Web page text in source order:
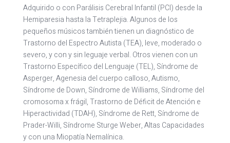
Adquirido o con Parálisis Cerebral Infantil (PCI) desde la
Hemiparesia hasta la Tetraplejia. Algunos de los
pequeños músicos también tienen un diagnóstico de
Trastorno del Espectro Autista (TEA), leve, moderado o
severo, y con y sin leguaje verbal. Otros vienen con un
Trastorno Específico del Lenguaje (TEL), Síndrome de
Asperger, Agenesia del cuerpo calloso, Autismo,
Síndrome de Down, Síndrome de Williams, Síndrome del
cromosoma x frágil, Trastorno de Déficit de Atención e
Hiperactividad (TDAH), Síndrome de Rett, Síndrome de
Prader-Willi, Síndrome Sturge Weber, Altas Capacidades
y con una Miopatía Nemalínica.